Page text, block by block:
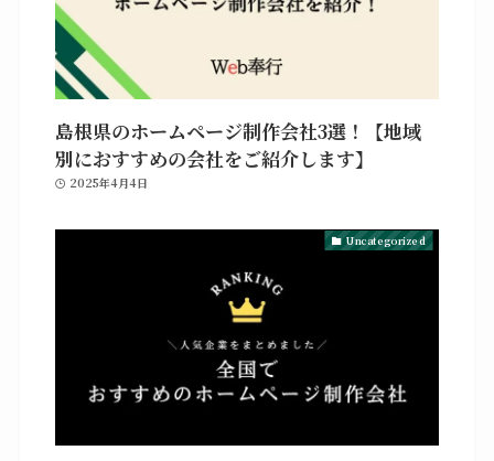
島根県のホームページ制作会社3選！【地域
別におすすめの会社をご紹介します】
2025年4月4日
Uncategorized